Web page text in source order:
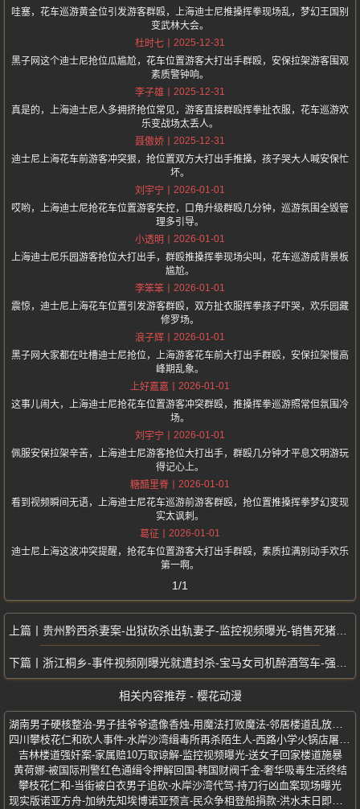
哇塞，花车巡游黄金位引发游客群殴，上海迪士尼推搡挥拳现场乱，梦幻王国别
变武林大会。
杜时七
2025-12-31
黑子网这个迪士尼抢位瓜尴尬，花车位置游客大打出手群殴，安保拉架游客围观
素质警钟响。
李子雄
2025-12-31
真是的，上海迪士尼人多拥挤抢位常见，游客直接群殴挥拳扯衣服，花车巡游欢
乐变战场太丢人。
聂傲娇
2025-12-31
迪士尼上海花车前游客冲突狠，抢位置双方大打出手推搡，孩子哭大人喊安保忙
坏。
刘宇宁
2026-01-01
哎哟，上海迪士尼抢花车位置游客失控，口角升级群殴几分钟，巡游氛围全毁管
理多引导。
小透明
2026-01-01
上海迪士尼乐园游客抢位大打出手，群殴推搡挥拳现场尖叫，花车巡游成背景板
尴尬。
李笨笨
2026-01-01
震惊，迪士尼上海花车位置引发游客群殴，双方扯衣服挥拳孩子吓哭，欢乐园藏
修罗场。
浪子辉
2026-01-01
黑子网大家都在吐槽迪士尼抢位，上海游客花车前大打出手群殴，安保拉架慢高
峰期乱象。
上好嘉嘉
2026-01-01
这事儿闹大，上海迪士尼抢花车位置游客冲突群殴，推搡挥拳巡游照常但氛围冷
场。
刘宇宁
2026-01-01
佩服安保拉架辛苦，上海迪士尼游客抢位大打出手，群殴几分钟才平息文明游玩
得记心上。
糖醋里脊
2026-01-01
看到视频瞬间无语，上海迪士尼花车巡游前游客群殴，抢位置推搡挥拳梦幻变现
实太讽刺。
葛征
2026-01-01
迪士尼上海这波冲突提醒，抢花车位置游客大打出手群殴，素质拉满别动手欢乐
第一啊。
1/1
贵州黔西杀妻案-出狱砍杀出轨妻子-监控视频曝光-销售死猪肉入狱
浙江桐乡-事件视频刚曝光就遭封杀-宝马女司机醉酒驾车-强行闯卡撞伤交警
相关内容推荐 - 樱花动漫
湖南男子硬核整治-男子挂爷爷遗像香烛-用魔法打败魔法-邻居楼道乱放鞋架
四川攀枝花仁和砍人事件-水岸沙湾缉毒所再杀陌生人-西路小学火锅店屠代驾
吉林楼道强奸案-家属赔10万取谅解-监控视频曝光-送女子回家楼道施暴
黄荷娜-被国际刑警红色通缉令押解回国-韩国财阀千金-奢华吸毒生活终结
攀枝花仁和-当街被白衣男子追砍-水岸沙湾代驾-持刀行凶血案现场曝光
现实版诺亚方舟-加纳先知埃博诺亚预言-民众争相登船捐款-洪水末日即将到来